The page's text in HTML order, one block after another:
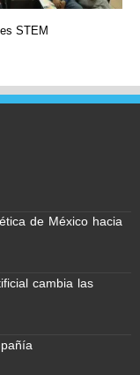
STEM
de México hacia
cambia las